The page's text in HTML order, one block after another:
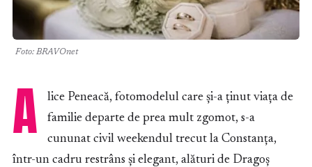
Foto: BRAVOnet
A
lice Peneacă, fotomodelul care și-a ținut viața de
familie departe de prea mult zgomot, s-a
cununat civil weekendul trecut la Constanța,
într-un cadru restrâns și elegant, alături de Dragoș